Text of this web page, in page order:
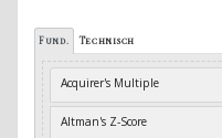
Fund. Technisch
Acquirer's Multiple
Altman's Z-Score